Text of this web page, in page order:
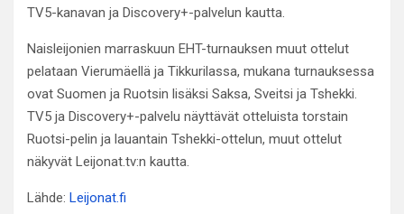
TV5-kanavan ja Discovery+-palvelun kautta.
Naisleijonien marraskuun EHT-turnauksen muut ottelut
pelataan Vierumäellä ja Tikkurilassa, mukana turnauksessa
ovat Suomen ja Ruotsin lisäksi Saksa, Sveitsi ja Tshekki.
TV5 ja Discovery+-palvelu näyttävät otteluista torstain
Ruotsi-pelin ja lauantain Tshekki-ottelun, muut ottelut
näkyvät Leijonat.tv:n kautta.
Lähde: Leijonat.fi